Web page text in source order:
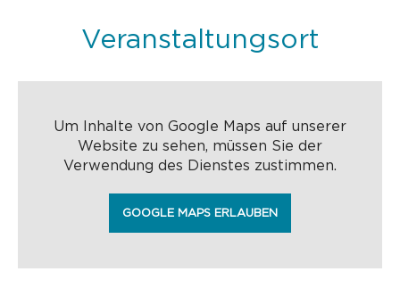
Veranstaltungsort
Um Inhalte von Google Maps auf unserer
Website zu sehen, müssen Sie der
Verwendung des Dienstes zustimmen.
GOOGLE MAPS ERLAUBEN